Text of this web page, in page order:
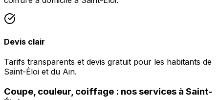
Devis clair
Tarifs transparents et devis gratuit pour les habitants de
Saint-Éloi et du Ain.
Coupe, couleur, coiffage : nos services à Saint-